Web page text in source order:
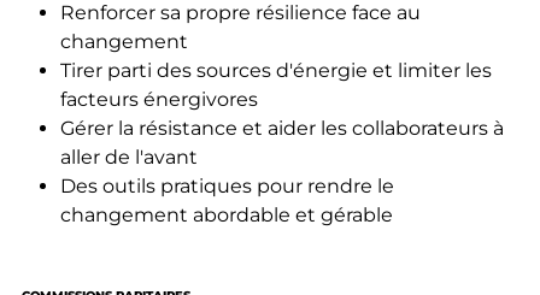
Renforcer sa propre résilience face au
changement
Tirer parti des sources d'énergie et limiter les
facteurs énergivores
Gérer la résistance et aider les collaborateurs à
aller de l'avant
Des outils pratiques pour rendre le
changement abordable et gérable